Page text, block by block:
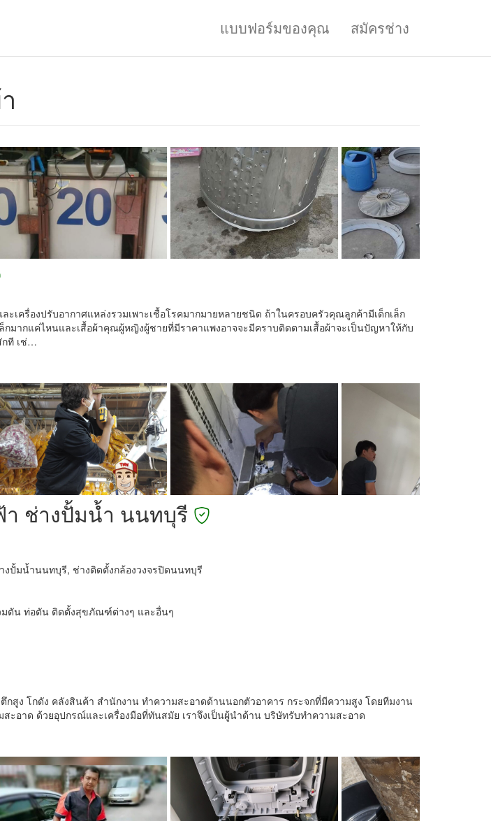
แบบฟอร์มของคุณ สมัครช่าง
ะเครื่องปรับอากาศแหล่งรวมเพาะเชื้อโรคมากมายหลายชนิด ถ้าในครอบครัวคุณลูกค้ามีเด็กเล็ก
กมากแค่ไหนและเสื้อผ้าคุณผู้หญิงผู้ชายที่มีราคาแพงอาจจะมีคราบติดตามเสื้อผ้าจะเป็นปัญหาให้กับ
กที เช่…
า ช่างปั้มน้ำ นนทบุรี
ปั้มน้ำนนทบุรี, ช่างติดตั้งกล้องวงจรปิดนนทบุรี
ตัน ท่อตัน ติดตั้งสุขภัณฑ์ต่างๆ และอื่นๆ
กสูง โกดัง คลังสินค้า สำนักงาน ทำความสะอาดด้านนอกตัวอาคาร กระจกที่มีความสูง โดยทีมงาน
อาด ด้วยอุปกรณ์และเครื่องมือที่ทันสมัย เราจึงเป็นผู้นำด้าน บริษัทรับทำความสะอาด